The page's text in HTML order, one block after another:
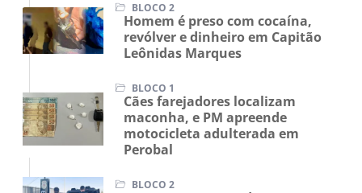
BLOCO 2
Homem é preso com cocaína,
revólver e dinheiro em Capitão
Leônidas Marques
BLOCO 1
Cães farejadores localizam
maconha, e PM apreende
motocicleta adulterada em
Perobal
BLOCO 2